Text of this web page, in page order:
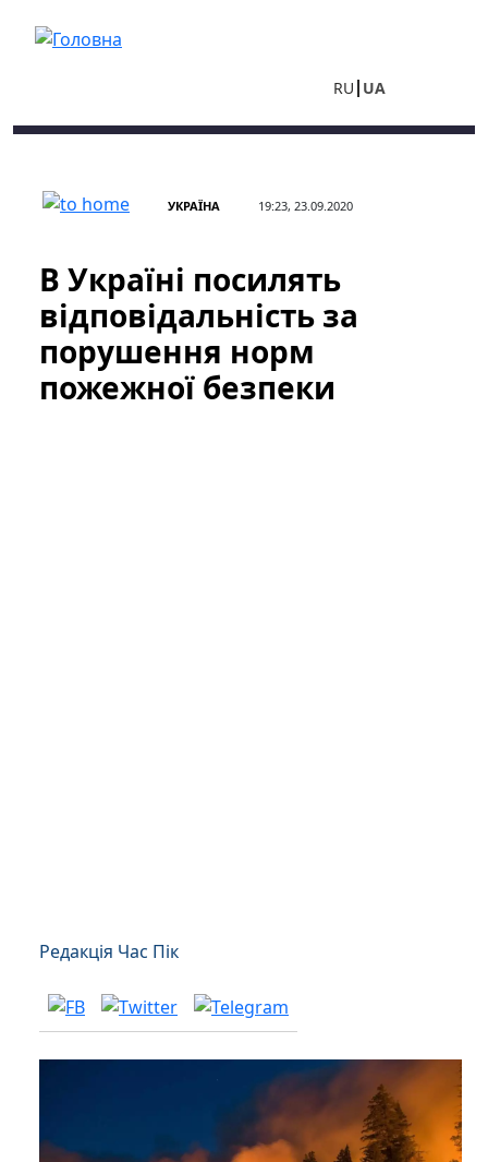
RU UA
УКРАЇНА 19:23, 23.09.2020
В Україні посилять
відповідальність за
порушення норм
пожежної безпеки
Редакція Час Пік